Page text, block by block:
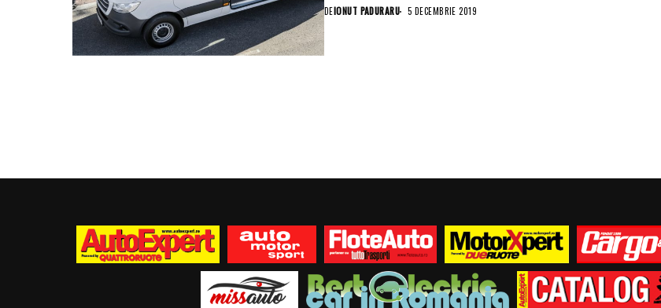
DEIONUT PADURARU 5 DECEMBRIE 2019